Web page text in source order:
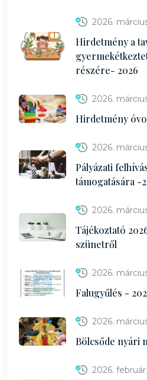
2026.
Hirdetmény a
részére- 2026
2026.
Hirdetmény
2026.
Pályázati
támogatására -
2026.
Tájékoztató
szünetről
2026.
Falugyűlés -
2026.
Bölcsőde nyári
2026. február